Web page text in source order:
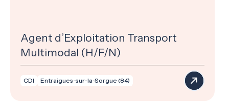
Agent d’Exploitation Transport
Multimodal (H/F/N)
CDI Entraigues-sur-la-Sorgue (84)